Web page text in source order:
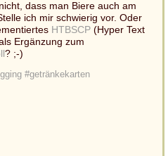
dass man Biere auch am
ich mir schwierig vor. Oder
HTBSCP (Hyper Text
Ergänzung zum
? ;-)
#getränkekarten